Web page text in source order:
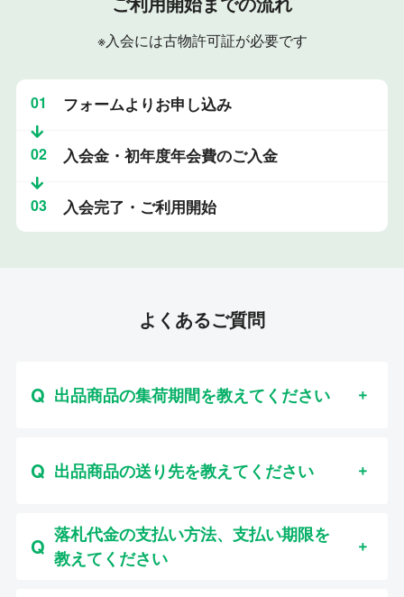
※入会には古物許可証が必要です
01 フォームよりお申し込み
02 入会金・初年度年会費のご入金
03 入会完了・ご利用開始
よくあるご質問
出品商品の集荷期間を教えてください
出品商品の送り先を教えてください
落札代金の支払い方法、支払い期限を
教えてください